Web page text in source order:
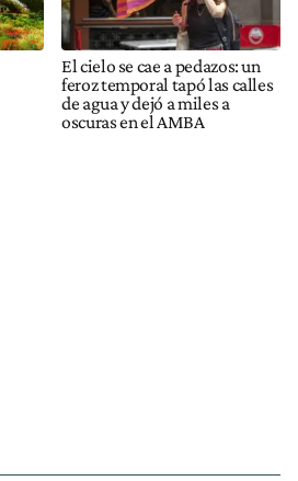
El cielo se cae a pedazos: un
feroz temporal tapó las calles
de agua y dejó a miles a
oscuras en el AMBA